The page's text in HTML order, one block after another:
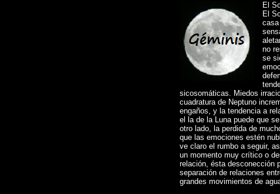
El
El
no
se
sicosomáticas. Miedos
cuadratura de Neptuno
engaños, y la tendencia a
el la de la Luna puede que
otro lado, la perdida de
que las emociones estén
ve claro el rumbo a seguir,
un momento muy crítico o
relación, ésta desconección
separación de relaciones
grandes movimientos de